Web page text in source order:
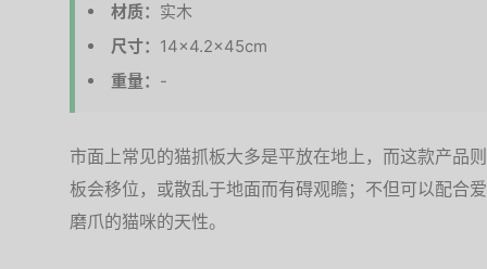
材质： 实木
尺寸： 14×4.2×45cm
重量： -
市面上常见的猫抓板大多是平放在地上，而这款产品
板会移位，或散乱于地面而有碍观瞻；不但可以配合
磨爪的猫咪的天性。